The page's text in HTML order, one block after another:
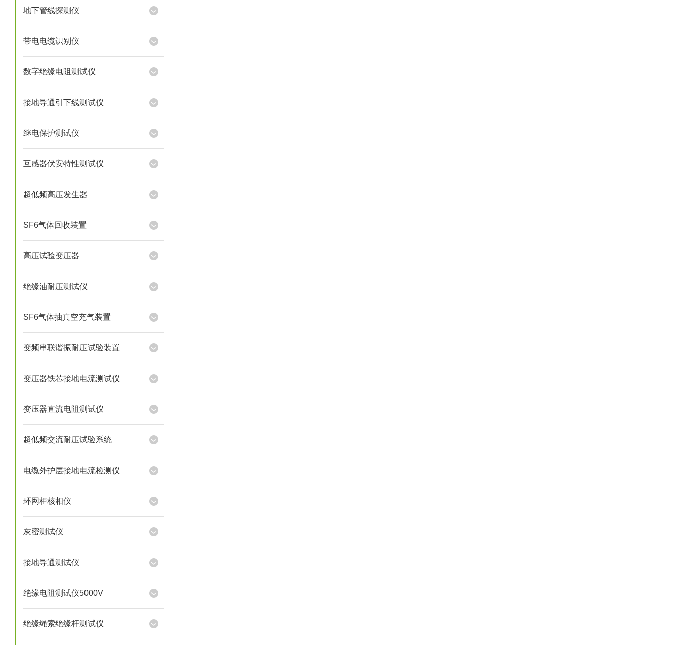
地下管线探测仪
带电电缆识别仪
数字绝缘电阻测试仪
接地导通引下线测试仪
继电保护测试仪
互感器伏安特性测试仪
超低频高压发生器
SF6气体回收装置
高压试验变压器
绝缘油耐压测试仪
SF6气体抽真空充气装置
变频串联谐振耐压试验装置
变压器铁芯接地电流测试仪
变压器直流电阻测试仪
超低频交流耐压试验系统
电缆外护层接地电流检测仪
环网柜核相仪
灰密测试仪
接地导通测试仪
绝缘电阻测试仪5000V
绝缘绳索绝缘杆测试仪